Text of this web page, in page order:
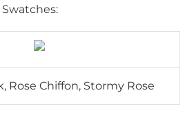
Rose Chiffon, Stormy Rose